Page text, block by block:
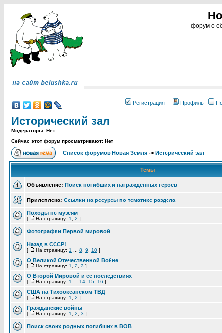
форум о
Регистрация Профиль
Исторический зал
Модераторы: Нет
Сейчас этот форум просматривают: Нет
Список форумов Новая Земля -> Исторический зал
Темы
Объявление: Поиск погибших и награжденных героев
Прилеплена: Ссылки на ресурсы по тематике раздела
Походы по музеям
[ На страницу: 1 2 ]
Фотографии Первой мировой
Назад в СССР!
[ На страницу: 1 8 9 10 ]
О Великой Отечественной Войне
[ На страницу: 1 2 3 ]
О Второй Мировой и ее последствиях
[ На страницу: 1 14 15 16 ]
США на Тихоокеанском ТВД
[ На страницу: 1 2 ]
Гражданские войны
[ На страницу: 1 2 3 ]
Поиск своих родных погибших в ВОВ